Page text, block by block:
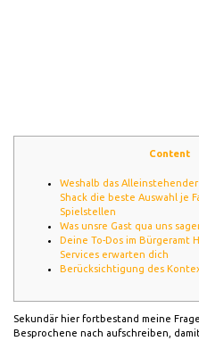
Content
Weshalb das
Shack die beste Auswahl je
Spielstellen
Was unsre Gast qua uns
Deine To-Dos im Bürgeramt
Services erwarten dich
Berücksichtigung des
Sekundär hier fortbestand meine
Besprochene nach aufschreiben,